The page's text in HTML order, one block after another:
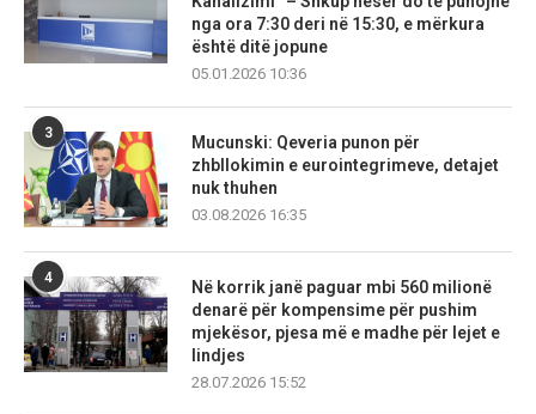
nga ora 7:30 deri në 15:30, e mërkura
është ditë jopune
05.01.2026 10:36
3
Mucunski: Qeveria punon për
zhbllokimin e eurointegrimeve, detajet
nuk thuhen
03.08.2026 16:35
4
Në korrik janë paguar mbi 560 milionë
denarë për kompensime për pushim
mjekësor, pjesa më e madhe për lejet e
lindjes
28.07.2026 15:52